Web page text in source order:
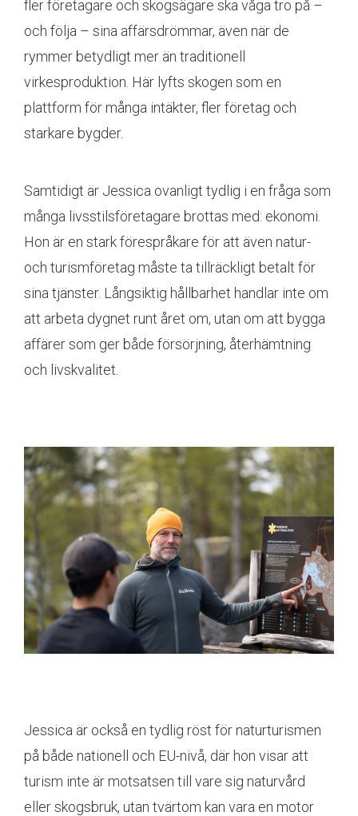
fler företagare och skogsägare ska våga tro på –
och följa – sina affärsdrömmar, även när de
rymmer betydligt mer än traditionell
virkesproduktion. Här lyfts skogen som en
plattform för många intäkter, fler företag och
starkare bygder.
Samtidigt är Jessica ovanligt tydlig i en fråga som
många livsstilsföretagare brottas med: ekonomi.
Hon är en stark förespråkare för att även natur-
och turismföretag måste ta tillräckligt betalt för
sina tjänster. Långsiktig hållbarhet handlar inte om
att arbeta dygnet runt året om, utan om att bygga
affärer som ger både försörjning, återhämtning
och livskvalitet.
Jessica är också en tydlig röst för naturturismen
på både nationell och EU-nivå, där hon visar att
turism inte är motsatsen till vare sig naturvård
eller skogsbruk, utan tvärtom kan vara en motor